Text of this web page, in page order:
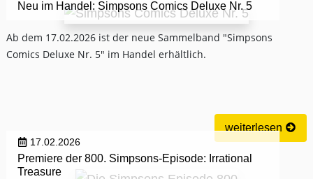
Neu im Handel: Simpsons Comics Deluxe Nr. 5
Ab dem 17.02.2026 ist der neue Sammelband "Simpsons
Comics Deluxe Nr. 5" im Handel erhältlich.
weiterlesen
17.02.2026
Premiere der 800. Simpsons-Episode: Irrational
Treasure